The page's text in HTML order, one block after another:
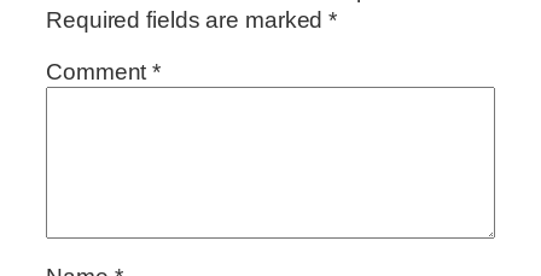
Required fields are marked*
Comment*